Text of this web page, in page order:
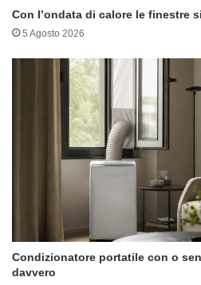
Con l’ondata di calore le finestre
5 Agosto 2026
Condizionatore portatile con o
davvero